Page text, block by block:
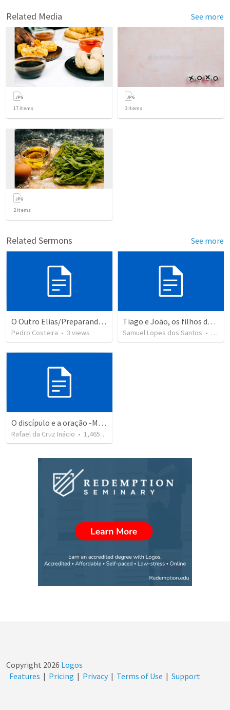
Related Media See more
17 items 3 items
2items
Related Sermons See more
O Outro Elias/Preparando o Caminho
Pedro Costeira • 3 views
Tiago e João, os filhos do trovão.
Samuel Lopes dos Santos • 177
O discípulo e a oração -Mt 6.9-13
Rafael da Cruz Inácio • 1,465 views
Copyright 2026 Logos
Features | Pricing | Privacy | Terms of Use | Support